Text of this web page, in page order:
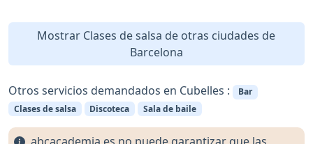
Mostrar Clases de salsa de otras ciudades de
Barcelona
Otros servicios demandados en Cubelles :
Bar
Clases de salsa
Discoteca Sala de baile